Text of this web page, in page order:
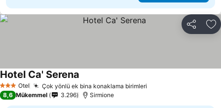
Paylaş
3 YıldızOtel Çok yönlü ek bina konaklama birimleri
Hotel Ca' Serena
8,6 Mükemmel 3.296 Sirmione